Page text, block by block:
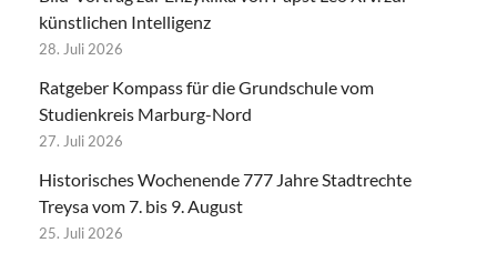
künstlichen Intelligenz
28. Juli 2026
Ratgeber Kompass für die Grundschule vom
Studienkreis Marburg-Nord
27. Juli 2026
Historisches Wochenende 777 Jahre Stadtrechte
Treysa vom 7. bis 9. August
25. Juli 2026